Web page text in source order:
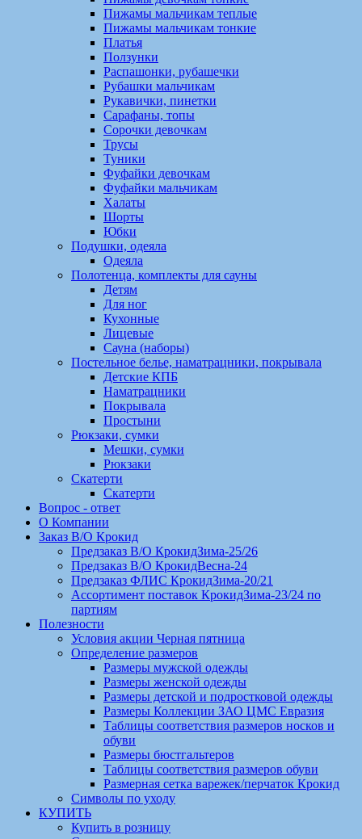
Пижамы мальчикам теплые
Пижамы мальчикам тонкие
Платья
Ползунки
Распашонки, рубашечки
Рубашки мальчикам
Рукавички, пинетки
Сарафаны, топы
Сорочки девочкам
Трусы
Туники
Фуфайки девочкам
Фуфайки мальчикам
Халаты
Шорты
Юбки
Подушки, одеяла
Одеяла
Полотенца, комплекты для сауны
Детям
Для ног
Кухонные
Лицевые
Сауна (наборы)
Постельное белье, наматрацники, покрывала
Детские КПБ
Наматрацники
Покрывала
Простыни
Рюкзаки, сумки
Мешки, сумки
Рюкзаки
Скатерти
Скатерти
Вопрос - ответ
О Компании
Заказ В/О Крокид
Предзаказ В/О КрокидЗима-25/26
Предзаказ В/О КрокидВесна-24
Предзаказ ФЛИС КрокидЗима-20/21
Ассортимент поставок КрокидЗима-23/24 по
партиям
Полезности
Условия акции Черная пятница
Определение размеров
Размеры мужской одежды
Размеры женской одежды
Размеры детской и подростковой одежды
Размеры Коллекции ЗАО ЦМС Евразия
Таблицы соответствия размеров носков и
обуви
Размеры бюстгальтеров
Таблицы соответствия размеров обуви
Размерная сетка варежек/перчаток Крокид
Символы по уходу
КУПИТЬ
Купить в розницу